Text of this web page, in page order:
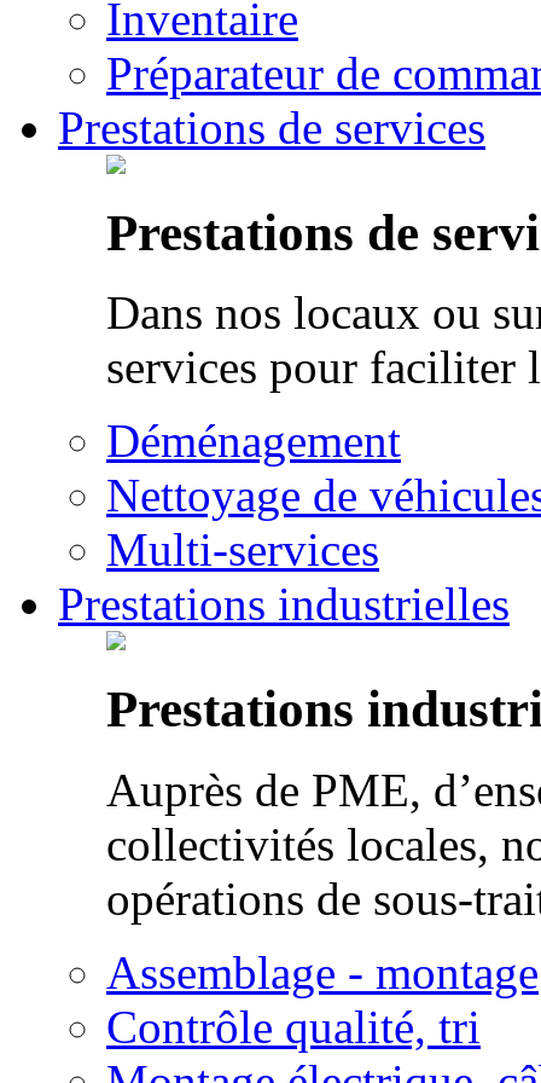
Inventaire
Préparateur de
Prestations de services
Prestations de
Dans nos locaux ou
services pour faciliter
Déménagement
Nettoyage de
Multi-services
Prestations industrielles
Prestations
Auprès de PME,
collectivités locales,
opérations de sous-
Assemblage - montage
Contrôle qualité, tri